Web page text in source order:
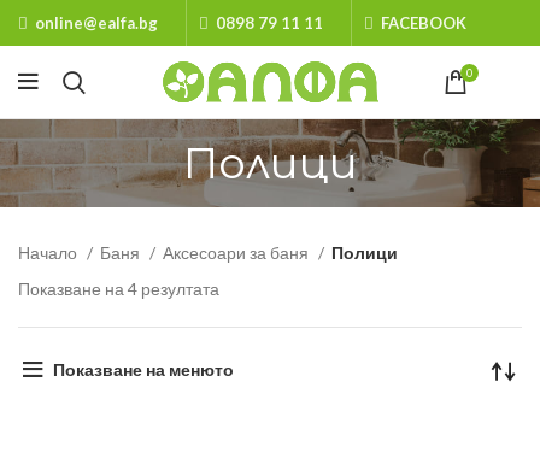
online@ealfa.bg 0898 79 11 11 FACEBOOK
0
Полици
Начало Баня Аксесоари за баня
Полици
Показване на 4 резултата
Показване на менюто